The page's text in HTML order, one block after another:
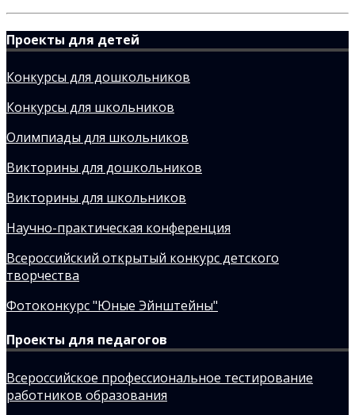
Проекты для детей
Конкурсы для дошкольников
Конкурсы для школьников
Олимпиады для школьников
Викторины для дошкольников
Викторины для школьников
Научно-практическая конференция
Всероссийский открытый конкурс детского
творчества
Фотоконкурс "Юные Эйнштейны"
Проекты для педагогов
Всероссийское профессиональное тестирование
работников образования